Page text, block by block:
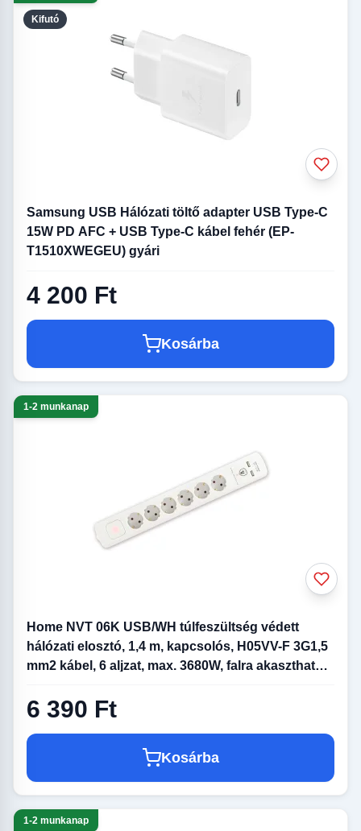
Kifutó
Samsung USB Hálózati töltő adapter USB Type-C
15W PD AFC + USB Type-C kábel fehér (EP-
T1510XWEGEU) gyári
4 200 Ft
Kosárba
1-2 munkanap
Home NVT 06K USB/WH túlfeszültség védett
hálózati elosztó, 1,4 m, kapcsolós, H05VV-F 3G1,5
mm2 kábel, 6 aljzat, max. 3680W, falra akasztható,
6 390 Ft
Kosárba
1-2 munkanap